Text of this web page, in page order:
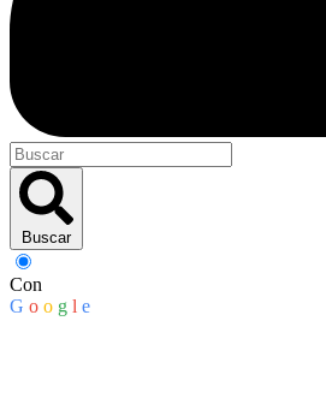
Buscar
Con
G o o g l e